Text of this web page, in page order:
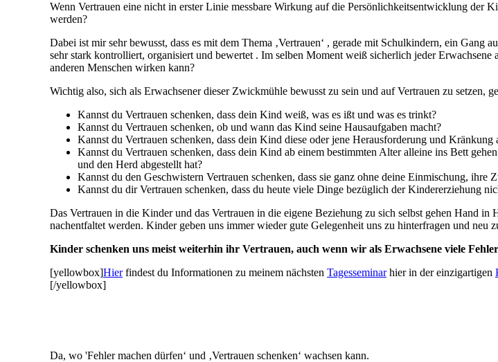
Wenn Vertrauen eine nicht in erster Linie messbare Wirkung auf die Persönlichkeitsentwicklung der
werden?
Dabei ist mir sehr bewusst, dass es mit dem Thema ‚Vertrauen‘ , gerade mit Schulkindern, ein Gang
sehr stark kontrolliert, organisiert und bewertet . Im selben Moment weiß sicherlich jeder
anderen Menschen wirken kann?
Wichtig also, sich als Erwachsener dieser Zwickmühle bewusst zu sein und auf Vertrauen zu setzen,
Kannst du Vertrauen schenken, dass dein Kind weiß, was es ißt und was es trinkt?
Kannst du Vertrauen schenken, ob und wann das Kind seine Hausaufgaben macht?
Kannst du Vertrauen schenken, dass dein Kind diese oder jene Herausforderung und
Kannst du Vertrauen schenken, dass dein Kind ab einem bestimmten Alter alleine ins Bett
und den Herd abgestellt hat?
Kannst du den Geschwistern Vertrauen schenken, dass sie ganz ohne deine Einmischung, ihre
Kannst du dir Vertrauen schenken, dass du heute viele Dinge bezüglich der Kindererziehung
Das Vertrauen in die Kinder und das Vertrauen in die eigene Beziehung zu sich selbst gehen Hand
nachentfaltet werden. Kinder geben uns immer wieder gute Gelegenheit uns zu hinterfragen und neu
Kinder schenken uns meist weiterhin ihr Vertrauen, auch wenn wir als Erwachsene viele
[yellowbox]Hierfindest du Informationen zu meinem nächsten Tagesseminarhier in der einzigartigen
[/yellowbox]
Da, wo 'Fehler machen dürfen‘ und ‚Vertrauen schenken‘ wachsen kann.